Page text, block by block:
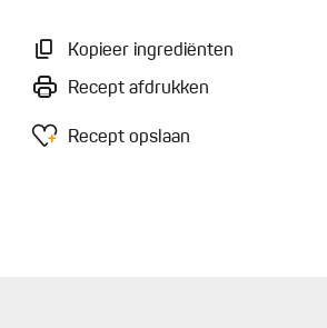
Kopieer ingrediënten
Recept afdrukken
Recept opslaan